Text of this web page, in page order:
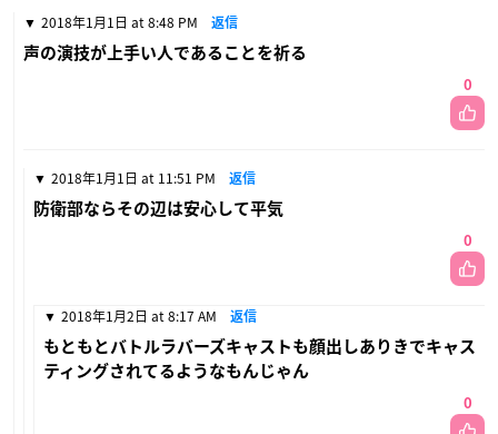
2018年1月1日 at 8:48 PM 返信
声の演技が上手い人であることを祈る
0
2018年1月1日 at 11:51 PM 返信
防衛部ならその辺は安心して平気
0
2018年1月2日 at 8:17 AM 返信
もともとバトルラバーズキャストも顔出しありきでキャス
ティングされてるようなもんじゃん
0